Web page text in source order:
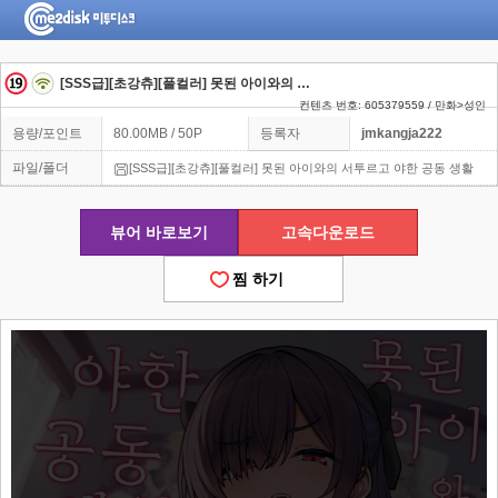
[SSS급][초강츄][풀컬러] 못된 아이와의 서투르고 야한 공동 생활
컨텐츠 번호: 605379559 / 만화>성인
용량/포인트 80.00MB / 50P 등록자 jmkangja222
파일/폴더 [SSS급][초강츄][풀컬러] 못된 아이와의 서투르고 야한 공동 생활
뷰어 바로보기 고속다운로드
찜 하기